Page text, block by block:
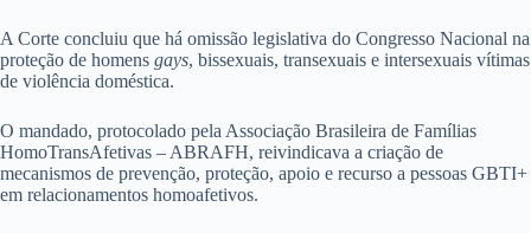
A Corte concluiu que há omissão legislativa do Congresso Nacional na
proteção de homens gays, bissexuais, transexuais e intersexuais vítimas
de violência doméstica.
O mandado, protocolado pela Associação Brasileira de Famílias
HomoTransAfetivas – ABRAFH, reivindicava a criação de
mecanismos de prevenção, proteção, apoio e recurso a pessoas GBTI+
em relacionamentos homoafetivos.